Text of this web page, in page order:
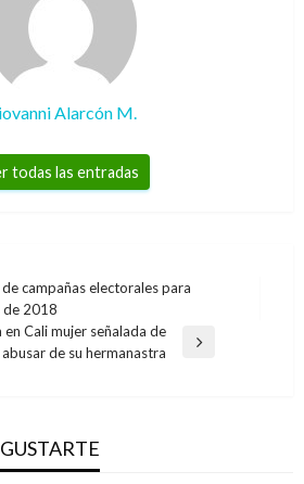
Alarcón M.
todas las entradas
campañas electorales para
de 2018
Cali mujer señalada de
de su hermanastra
19, 2017